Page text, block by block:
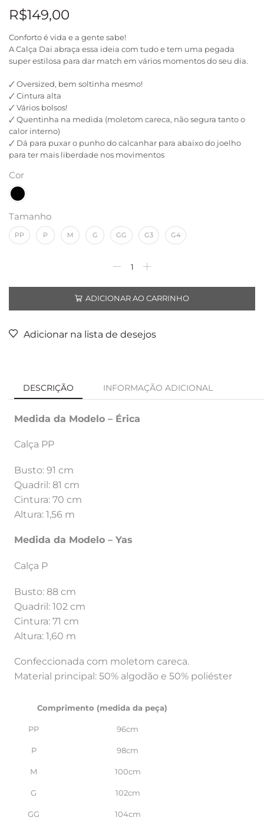
R$149,00
Conforto é vida e a gente sabe!
A Calça Dai abraça essa ideia com tudo e tem uma pegada
super estilosa para dar match em vários momentos do seu dia.
🗸 Oversized, bem soltinha mesmo!
🗸 Cintura alta
🗸 Vários bolsos!
🗸 Quentinha na medida (moletom careca, não segura tanto o
calor interno)
🗸 Dá para puxar o punho do calcanhar para abaixo do joelho
para ter mais liberdade nos movimentos
Cor
Tamanho
PP P M G GG G3 G4
ADICIONAR AO CARRINHO
Adicionar na lista de desejos
DESCRIÇÃO INFORMAÇÃO ADICIONAL
Medida da Modelo – Érica
Calça PP
Busto: 91 cm
Quadril: 81 cm
Cintura: 70 cm
Altura: 1,56 m
Medida da Modelo – Yas
Calça P
Busto: 88 cm
Quadril: 102 cm
Cintura: 71 cm
Altura: 1,60 m
Confeccionada com moletom careca.
Material principal: 50% algodão e 50% poliéster
Comprimento (medida da peça)
PP 96cm
P 98cm
M 100cm
G 102cm
GG 104cm